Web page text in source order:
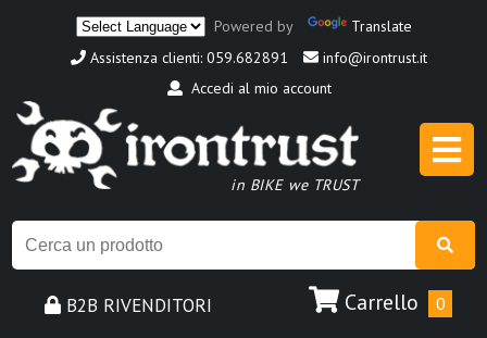
Powered by
Translate
Assistenza clienti: 059.682891
info@irontrust.it
Accedi al mio account
in BIKE we TRUST
B2B RIVENDITORI Carrello 0